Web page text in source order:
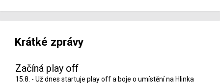
Krátké zprávy
Začíná play off
15.8. - Už dnes startuje play off a boje o umístění na Hlinka